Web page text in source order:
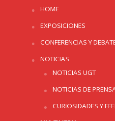
HOME
EXPOSICIONES
CONFERENCIAS Y
NOTICIAS
NOTICIAS UGT
NOTICIAS DE
CURIOSIDADES Y